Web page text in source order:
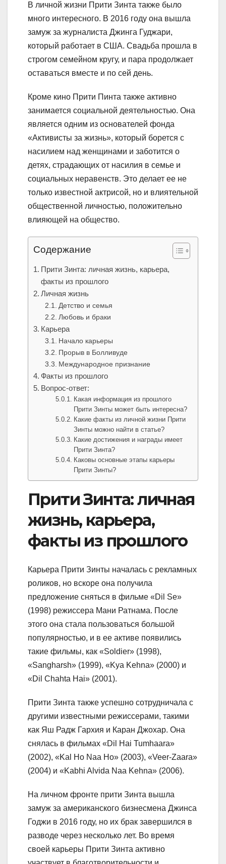
В личной жизни Прити Зинта также было
много интересного. В 2016 году она вышла
замуж за журналиста Джинга Гуджари,
который работает в США. Свадьба прошла в
строгом семейном кругу, и пара продолжает
оставаться вместе и по сей день.
Кроме кино Прити Пинта также активно
занимается социальной деятельностью. Она
является одним из основателей фонда
«Активисты за жизнь», который борется с
насилием над женщинами и заботится о
детях, страдающих от насилия в семье и
социальных неравенств. Это делает ее не
только известной актрисой, но и влиятельной
общественной личностью, положительно
влияющей на общество.
Содержание
Прити Зинта: личная жизнь, карьера,
факты из прошлого
Личная жизнь
Детство и семья
Любовь и браки
Карьера
Начало карьеры
Прорыв в Болливуде
Международное признание
Факты из прошлого
Вопрос-ответ:
Какая информация из прошлого
Прити Зинты может быть интересна?
Какие факты из личной жизни Прити
Зинты можно найти в статье?
Какие достижения и награды имеет
Прити Зинта?
Каковы основные этапы карьеры
Прити Зинты?
Прити Зинта: личная
жизнь, карьера,
факты из прошлого
Карьера Прити Зинты началась с рекламных
роликов, но вскоре она получила
предложение сняться в фильме «Dil Se»
(1998) режиссера Мани Ратнама. После
этого она стала пользоваться большой
популярностью, и в ее активе появились
такие фильмы, как «Soldier» (1998),
«Sangharsh» (1999), «Kya Kehna» (2000) и
«Dil Chahta Hai» (2001).
Прити Зинта также успешно сотрудничала с
другими известными режиссерами, такими
как Яш Радж Гархия и Каран Джохар. Она
снялась в фильмах «Dil Hai Tumhaara»
(2002), «Kal Ho Naa Ho» (2003), «Veer-Zaara»
(2004) и «Kabhi Alvida Naa Kehna» (2006).
На личном фронте прити Зинта вышла
замуж за американского бизнесмена Джинса
Годжи в 2016 году, но их брак завершился в
разводе через несколько лет. Во время
своей карьеры Прити Зинта активно